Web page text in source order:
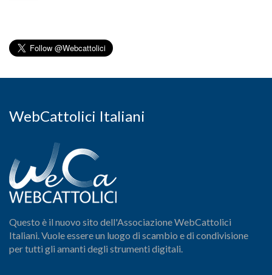
WebCattolici Italiani
Questo è il nuovo sito dell'Associazione WebCattolici
Italiani. Vuole essere un luogo di scambio e di condivisione
per tutti gli amanti degli strumenti digitali.